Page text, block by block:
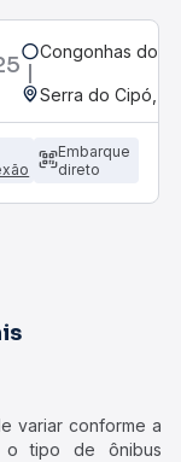
Congonhas do
Serra do Cipó,
Embarque
direto
variar conforme a
o tipo de ônibus